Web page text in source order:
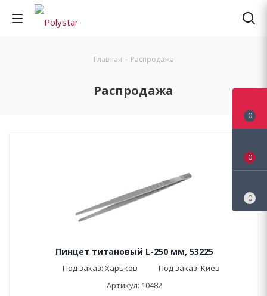
Главная - Распродажа
Распродажа
Пинцет титановый L-250 мм, 53225
Под заказ: Харьков
Под заказ: Киев
Артикул: 10482
0
0
0